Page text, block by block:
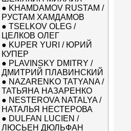
● KHAMDAMOV RUSTAM /
РУСТАМ ХАМДАМОВ
● TSELKOV OLEG /
ЦЕЛКОВ ОЛЕГ
● KUPER YURI / ЮРИЙ
КУПЕР
● PLAVINSKY DMITRY /
ДМИТРИЙ ПЛАВИНСКИЙ
● NAZARENKO TATYANA /
ТАТЬЯНА НАЗАРЕНКО
● NESTEROVA NATALYA /
НАТАЛЬЯ НЕСТЕРОВА
● DULFAN LUCIEN /
ЛЮСЬЕН ДЮЛЬФАН